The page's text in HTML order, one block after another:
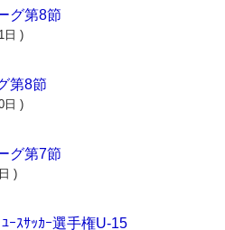
グ第8節
日 )
第8節
日 )
グ第7節
)
ｰｽｻｯｶｰ選手権U-15